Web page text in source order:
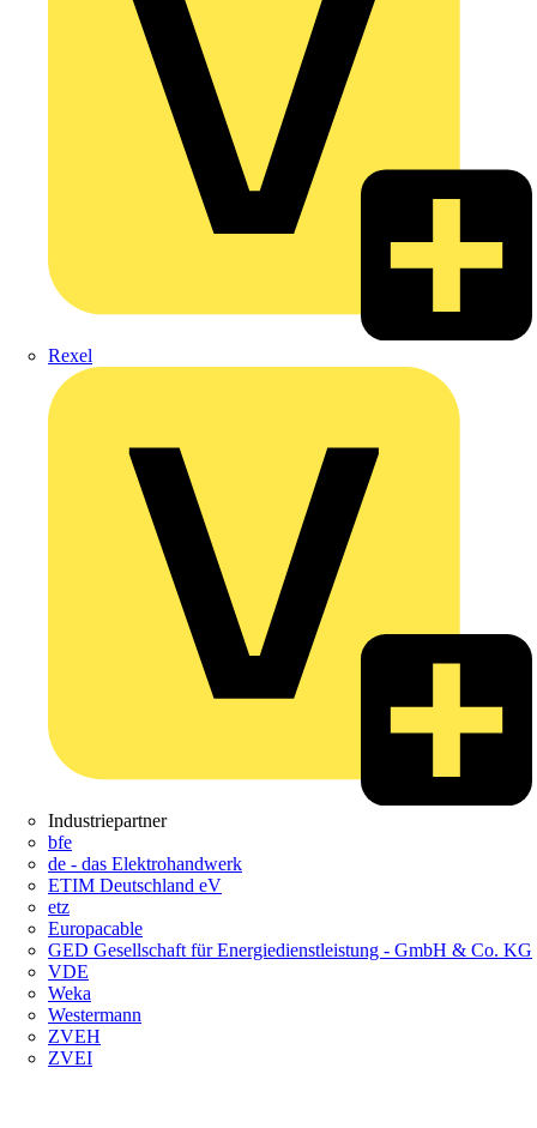
Rexel
Industriepartner
bfe
de - das Elektrohandwerk
ETIM Deutschland eV
etz
Europacable
GED Gesellschaft für Energiedienstleistung - GmbH & Co. KG
VDE
Weka
Westermann
ZVEH
ZVEI